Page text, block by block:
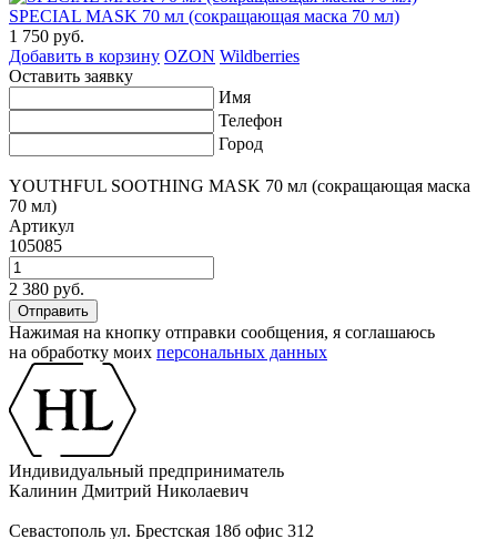
SPECIAL MASK 70 мл (сокращающая маска 70 мл)
1 750 руб.
Добавить в корзину OZON Wildberries
Оставить заявку
Имя
Телефон
Город
YOUTHFUL SOOTHING MASK 70 мл (сокращающая маска
70 мл)
Артикул
105085
2 380 руб.
Нажимая на кнопку отправки сообщения, я соглашаюсь
на обработку моих персональных данных
Индивидуальный предприниматель
Калинин Дмитрий Николаевич
Севастополь ул. Брестская 18б офис 312